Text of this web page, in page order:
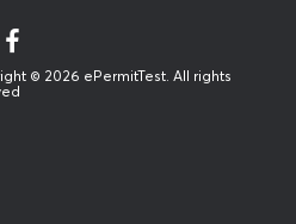
en la parte trasera
velocidad a los usuarios
por detrás.
© 2026 ePermitTest. All rights